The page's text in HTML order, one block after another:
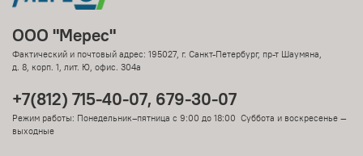
ООО "Мерес"
Фактический и почтовый адрес: 195027, г. Санкт-Петербург, пр-т Шаумяна,
д. 8, корп. 1, лит. Ю, офис. 304а
+7(812) 715-40-07, 679-30-07
Режим работы: Понедельник–пятница с 9:00 до 18:00 Суббота и воскресенье —
выходные